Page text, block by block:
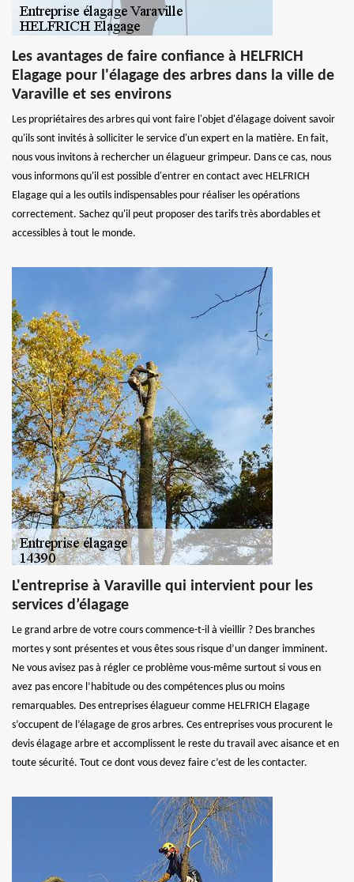
Les avantages de faire confiance à HELFRICH
Elagage pour l'élagage des arbres dans la ville de
Varaville et ses environs
Les propriétaires des arbres qui vont faire l'objet d'élagage doivent savoir
qu'ils sont invités à solliciter le service d'un expert en la matière. En fait,
nous vous invitons à rechercher un élagueur grimpeur. Dans ce cas, nous
vous informons qu'il est possible d'entrer en contact avec HELFRICH
Elagage qui a les outils indispensables pour réaliser les opérations
correctement. Sachez qu'il peut proposer des tarifs très abordables et
accessibles à tout le monde.
L'entreprise à Varaville qui intervient pour les
services d’élagage
Le grand arbre de votre cours commence-t-il à vieillir ? Des branches
mortes y sont présentes et vous êtes sous risque d’un danger imminent.
Ne vous avisez pas à régler ce problème vous-même surtout si vous en
avez pas encore l’habitude ou des compétences plus ou moins
remarquables. Des entreprises élagueur comme HELFRICH Elagage
s’occupent de l’élagage de gros arbres. Ces entreprises vous procurent le
devis élagage arbre et accomplissent le reste du travail avec aisance et en
toute sécurité. Tout ce dont vous devez faire c’est de les contacter.